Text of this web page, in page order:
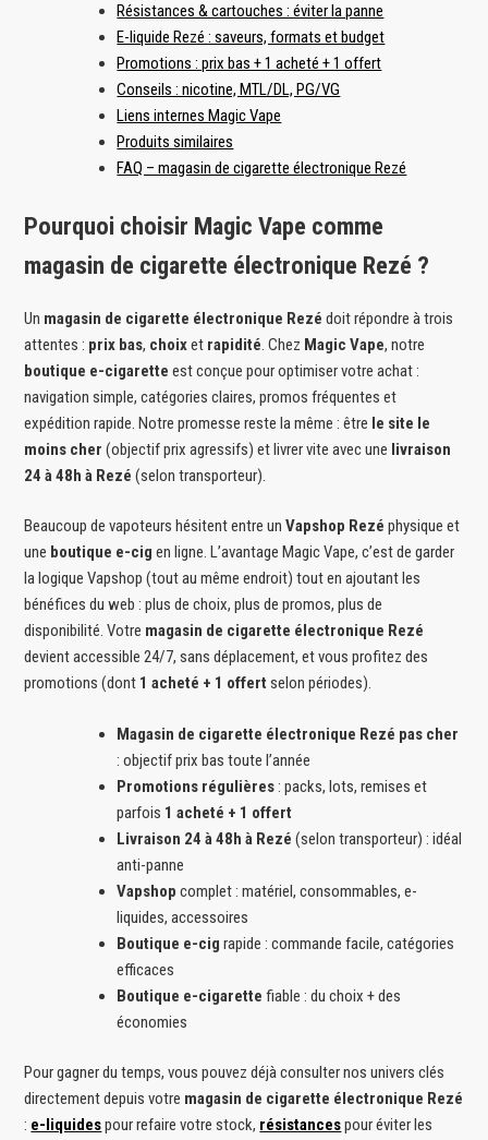
Résistances & cartouches : éviter la panne
E-liquide Rezé : saveurs, formats et budget
Promotions : prix bas + 1 acheté + 1 offert
Conseils : nicotine, MTL/DL, PG/VG
Liens internes Magic Vape
Produits similaires
FAQ – magasin de cigarette électronique Rezé
Pourquoi choisir Magic Vape comme
magasin de cigarette électronique Rezé ?
Un magasin de cigarette électronique Rezé doit répondre à trois
attentes : prix bas, choixet rapidité. Chez Magic Vape, notre
boutique e-cigarette est conçue pour optimiser votre achat :
navigation simple, catégories claires, promos fréquentes et
expédition rapide. Notre promesse reste la même : être le site le
moins cher (objectif prix agressifs) et livrer vite avec une livraison
24 à 48h à Rezé (selon transporteur).
Beaucoup de vapoteurs hésitent entre unVapshop Rezé physique et
une boutique e-cig en ligne. L’avantage Magic Vape, c’est de garder
la logique Vapshop (tout au même endroit) tout en ajoutant les
bénéfices du web : plus de choix, plus de promos, plus de
disponibilité. Votre magasin de cigarette électronique Rezé
devient accessible 24/7, sans déplacement, et vous profitez des
promotions (dont 1 acheté + 1 offert selon périodes).
Magasin de cigarette électronique Rezé pas cher
: objectif prix bas toute l’année
Promotions régulières: packs, lots, remises et
parfois 1 acheté + 1 offert
Livraison 24 à 48h à Rezé (selon transporteur) : idéal
anti-panne
Vapshop complet : matériel, consommables, e-
liquides, accessoires
Boutique e-cig rapide : commande facile, catégories
efficaces
Boutique e-cigarette fiable : du choix + des
économies
Pour gagner du temps, vous pouvez déjà consulter nos univers clés
directement depuis votre magasin de cigarette électronique Rezé
: e-liquidespour refaire votre stock, résistancespour éviter les